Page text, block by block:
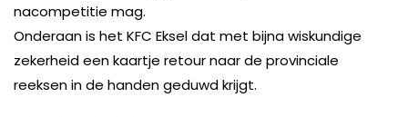
nacompetitie mag.
Onderaan is het KFC Eksel dat met bijna wiskundige
zekerheid een kaartje retour naar de provinciale
reeksen in de handen geduwd krijgt.